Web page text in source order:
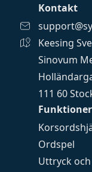
Funktioner
Ordspel
Uttryck
Kontakt
Keesing
Sinovum
111 60